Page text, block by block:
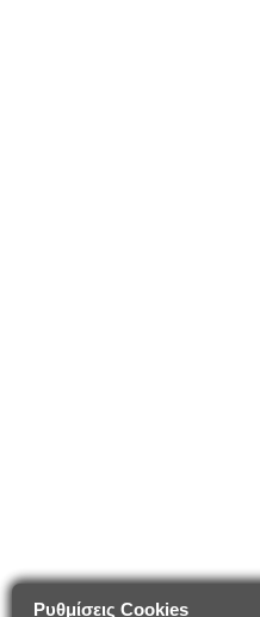
Ρυθμίσεις Cookies